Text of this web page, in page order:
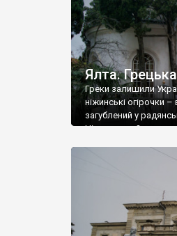
Ялта.
Греки залишили
ніжинські огірочки
загублений у
Ніжин греки?